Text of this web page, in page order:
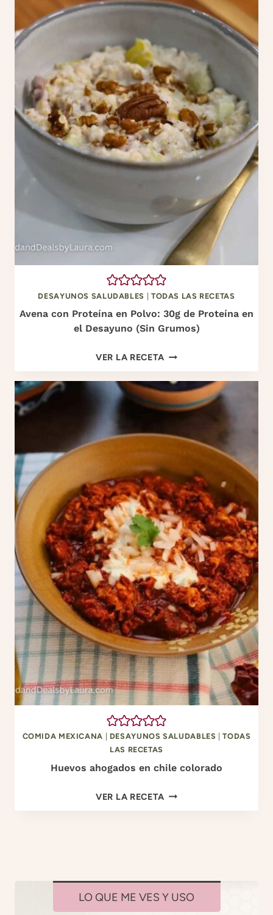
E
H
U
E
V
O
Y
A
C
T
E
E
S
Ó
N
,
P
E
P
Y
N
L
D
O
:
L
E
S
Y
N
O
R
Á
P
I
D
O
Y
P
R
T
I
C
DESAYUNOS SALUDABLES TODAS LAS RECETAS
Avena con Proteína en Polvo: 30g de Proteína en
el Desayuno (Sin Grumos)
VER LA RECETA
V
E
N
A
P
R
O
T
E
Í
N
A
E
N
P
O
L
O
:
3
0
D
P
R
A
COMIDA MEXICANA DESAYUNOS SALUDABLES |TODAS
LAS RECETAS
Huevos ahogados en chile colorado
VER LA RECETA H
U
A
H
LO QUE ME VES Y USO